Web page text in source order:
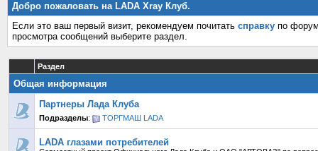
Добро пожаловать на LADA Xray Клуб.
Если это ваш первый визит, рекомендуем почитать справку по
просмотра сообщений выберите раздел.
Раздел
Общая информация
Партнеры Лада Клуба
Подразделы: ТОРГМАШ LADA
LADA глазами потребителей